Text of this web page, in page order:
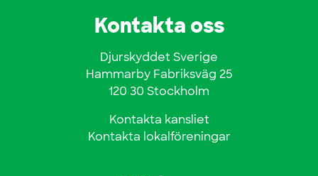
Kontakta oss
Djurskyddet Sverige
Hammarby Fabriksväg 25
120 30 Stockholm
Kontakta kansliet
Kontakta lokalföreningar